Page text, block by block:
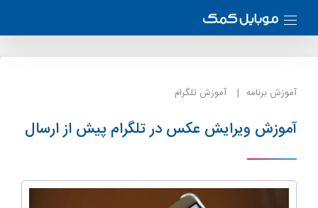
آموزش برنامه آموزش تلگرام
آموزش ویرایش عکس در تلگرام پیش از ارسال